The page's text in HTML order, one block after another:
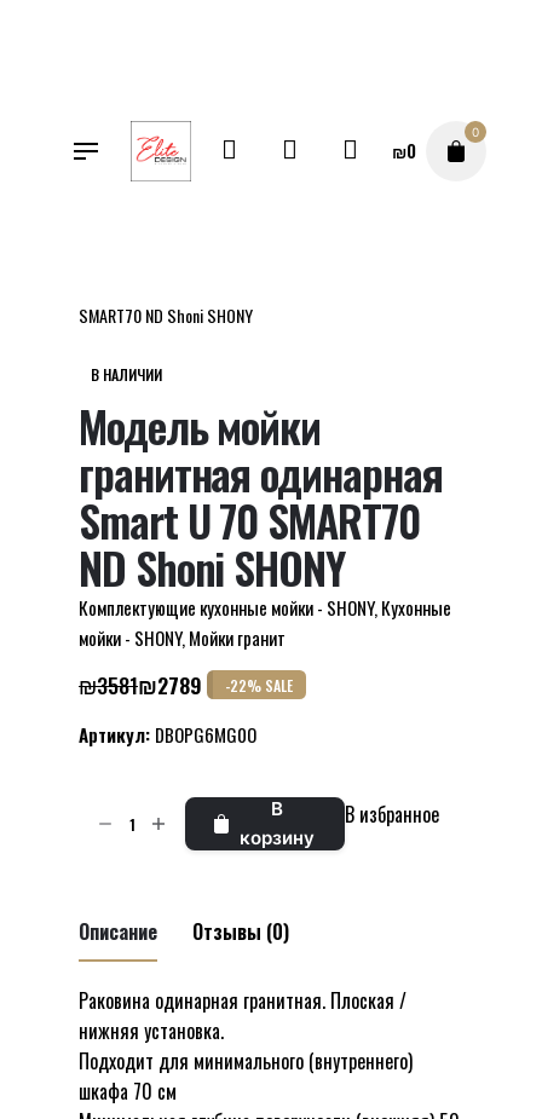
₪0
0
SMART70 ND Shoni SHONY
В НАЛИЧИИ
Модель мойки
гранитная одинарная
Smart U 70 SMART70
ND Shoni SHONY
Комплектующие кухонные мойки - SHONY,Кухонные
мойки - SHONY,Мойки гранит
₪3581
Первоначальная
цена
₪2789
Текущая
цена:
-22% SALE
Артикул: DBOPG6MG0O
Количество
гранитная
одинарная
Smart
U
70
SMART70
В
корзину
В избранное
Описание Отзывы (0)
Раковина одинарная гранитная. Плоская /
нижняя установка.
Подходит для минимального (внутреннего)
шкафа 70 см
Отзывов пока нет.
Будьте первым, кто оставил отзыв на
“Модель мойки гранитная одинарная